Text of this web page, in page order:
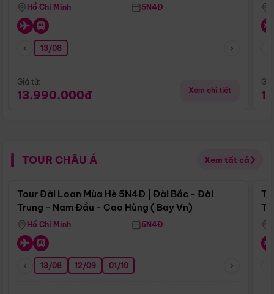
Singapore
Hồ Chí Minh 5N4Đ
13/08
Giá từ:
13.990.000đ Xem chi tiết
TOUR CHÂU Á Xem tất cả
Điểm nổi bật
Tour Đài Loan Mùa Hè 5N4Đ | Đài Bắc - Đài
Trung - Nam Đầu - Cao Hùng ( Bay Vn)
Hồ Chí Minh 5N4Đ
13/08 12/09 01/10